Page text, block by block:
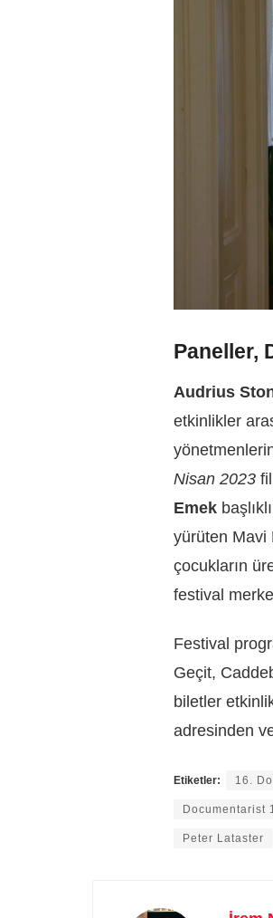
Paneller,
Audrius
etkinlikler
Nisan 2023
Emek
yürüten Mavi
çocukların
festival
Festival
Geçit,
biletler
adresinden
Etiketler: 16.
Documentarist
Peter Lataster